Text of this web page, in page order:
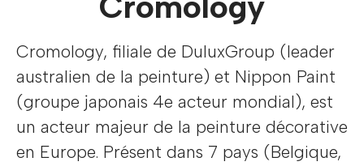
Cromology, filiale de DuluxGroup (leader
australien de la peinture) et Nippon Paint
(groupe japonais 4e acteur mondial), est
un acteur majeur de la peinture décorative
en Europe. Présent dans 7 pays (Belgique,